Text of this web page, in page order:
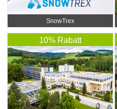
SnowTrex
10% Rabatt